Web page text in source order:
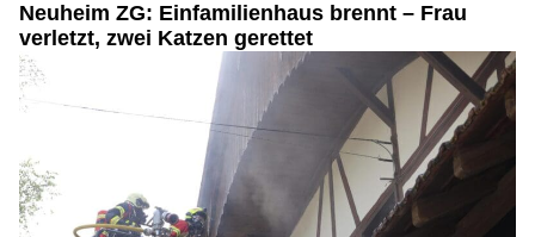
Neuheim ZG: Einfamilienhaus brennt – Frau
verletzt, zwei Katzen gerettet